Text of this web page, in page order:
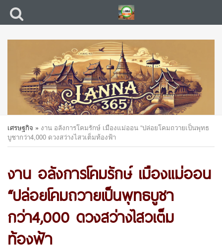
เศรษฐกิจ » งาน อลังการโคมรักษ์ เมืองแม่ออน “ปล่อยโคมถวายเป็นพุทธ
บูชากว่า4,000 ดวงสว่างไสวเต็มท้องฟ้า
งาน อลังการโคมรักษ์ เมืองแม่ออน
“ปล่อยโคมถวายเป็นพุทธบูชา
กว่า4,000 ดวงสว่างไสวเต็ม
ท้องฟ้า